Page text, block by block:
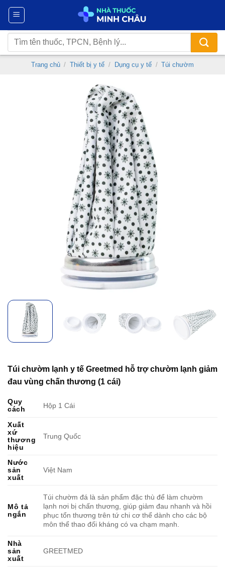
Chuyển
nội
dung
Tìm
kiếm:
Trang chủ / Thiết bị y tế / Dụng cụ y tế / Túi chườm
Túi chườm lạnh y tế Greetmed hỗ trợ chườm lạnh giảm
đau vùng chấn thương (1 cái)
Quy
cách
Hộp 1 Cái
Xuất
xứ
thương
hiệu
Trung Quốc
Nước
sản
xuất
Việt Nam
Mô tả
ngắn
Túi chườm đá là sản phẩm đặc thù để làm chườm
lạnh nơi bị chấn thương, giúp giảm đau nhanh và hồi
phục tổn thương trên tứ chi cơ thể dành cho các bộ
môn thể thao đối kháng có va chạm mạnh.
Nhà
sản
xuất
GREETMED